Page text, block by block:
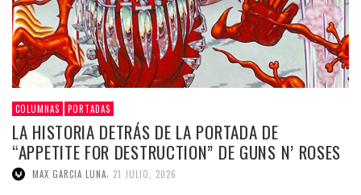
COLUMNAS PORTADAS
LA HISTORIA DETRÁS DE LA PORTADA DE
“APPETITE FOR DESTRUCTION” DE GUNS N’ ROSES
MAX GARCIA LUNA 21 JULIO, 2026